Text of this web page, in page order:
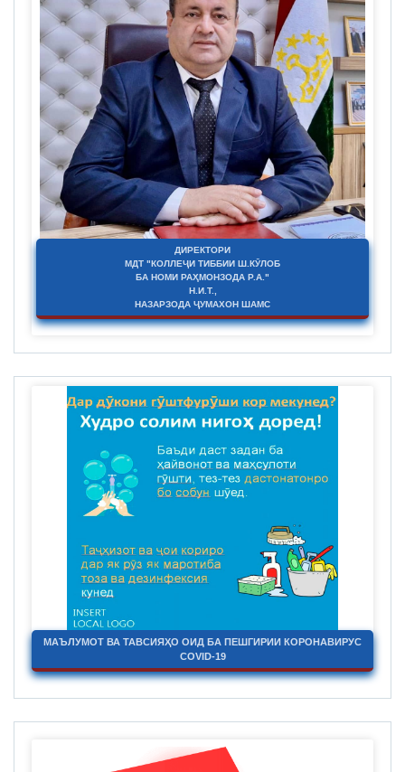
ДИРЕКТОРИ
МДТ "КОЛЛЕҶИ ТИББИИ Ш.КӮЛОБ
БА НОМИ РАҲМОНЗОДА Р.А."
Н.И.Т.,
НАЗАРЗОДА ҶУМАХОН ШАМС
МАЪЛУМОТ ВА ТАВСИЯҲО ОИД БА ПЕШГИРИИ КОРОНАВИРУС
COVID-19